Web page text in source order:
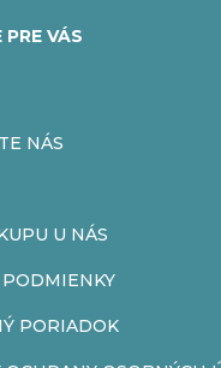
PRE VÁS
NÁS
U NÁS
PORIADOK